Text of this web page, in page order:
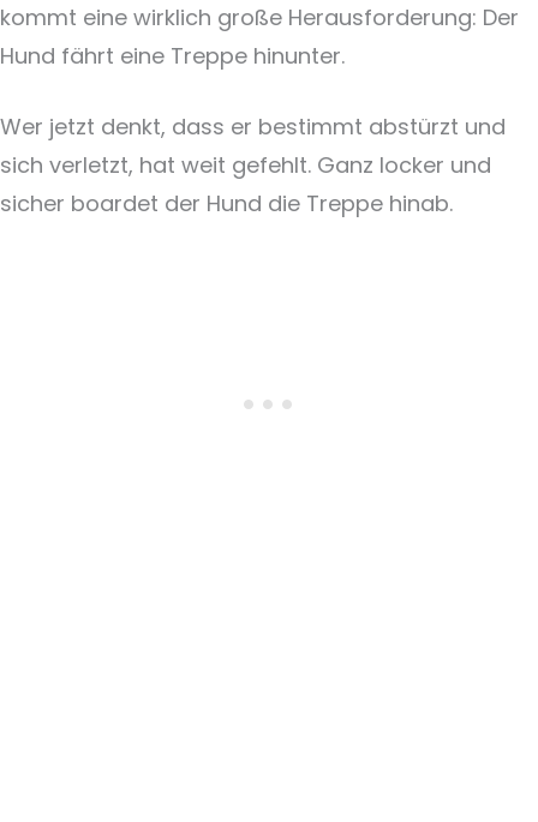
kommt eine wirklich große Herausforderung: Der
Hund fährt eine Treppe hinunter.
Wer jetzt denkt, dass er bestimmt abstürzt und
sich verletzt, hat weit gefehlt. Ganz locker und
sicher boardet der Hund die Treppe hinab.